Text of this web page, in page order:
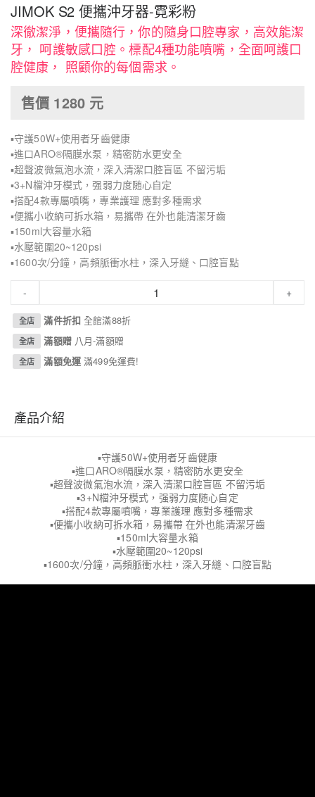
JIMOK S2 便攜沖牙器-霓彩粉
深徹潔淨，便攜隨行，你的隨身口腔專家，高效能潔
牙， 呵護敏感口腔。標配4種功能噴嘴，全面呵護口
腔健康， 照顧你的每個需求。
售價 1280元
▪守護50W+使用者牙齒健康
▪進口ARO®隔膜水泵，精密防水更安全
▪超聲波微氣泡水流，深入清潔口腔盲區 不留污垢
▪3+N檔沖牙模式，强弱力度随心自定
▪搭配4款專屬噴嘴，專業護理 應對多種需求
▪便攜小收納可拆水箱，易攜帶 在外也能清潔牙齒
▪150ml大容量水箱
▪水壓範圍20~120psi
▪1600次/分鐘，高頻脈衝水柱，深入牙縫、口腔盲點
- +
全店 滿件折扣全館滿88折
全店 滿額贈 八月-滿額贈
全店 滿額免運滿499免運費!
產品介紹
▪守護50W+使用者牙齒健康
▪進口ARO®隔膜水泵，精密防水更安全
▪超聲波微氣泡水流，深入清潔口腔盲區 不留污垢
▪3+N檔沖牙模式，强弱力度随心自定
▪搭配4款專屬噴嘴，專業護理 應對多種需求
▪便攜小收納可拆水箱，易攜帶 在外也能清潔牙齒
▪150ml大容量水箱
▪水壓範圍20~120psi
▪1600次/分鐘，高頻脈衝水柱，深入牙縫、口腔盲點